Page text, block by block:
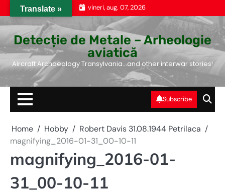
to
vineri, aug. 07, 2026
Detecție de Metale – Arheologie
aviatică
Aircraft Archaeology Transylvania…and other interwar stories!
Subscribe
Home Hobby
Robert Davis 31.08.1944 Petrilaca
magnifying_2016-01-31_00-10-11
magnifying_2016-01-
31_00-10-11
Translate »